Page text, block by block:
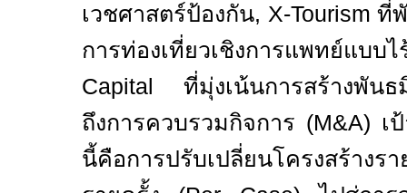
เวชศาสตร์ป้องกัน, X-Tourism ที่
การท่องเที่ยวเชิงการแพทย์
Capital ที่มุ่งเน้นการสร้างพัน
ถึงการควบรวมกิจการ (M&A) เ
นี้คือการปรับเปลี่ยนโครงสร้างร